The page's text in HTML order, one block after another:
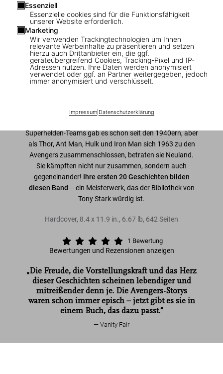
Essenziell
Essenzielle cookies sind für die Funktionsfähigkeit
unserer Website erforderlich.
Marketing
Wir verwenden Trackingtechnologien um Ihnen
relevante Werbeinhalte zu präsentieren und setzen
hierzu auch Drittanbieter ein, die ggf.
geräteübergreifend Cookies, Tracking-Pixel und IP-
Adressen nutzen. Ihre Daten werden anonymisiert
verwendet oder ggf. an Partner weitergegeben, jedoch
immer anonymisiert und verschlüsselt.
Impressum| Datenschutzerklärung
Marvel Comics Library. Avengers. 1963–
1965
US$ 80
In den Warenkorb
Ausgabe: Englisch
Verfügbarkeit:Auf Lager
Superhelden-Teams gab es schon seit den 1940ern, aber
als Thor, Ant Man, Hulk und Iron Man sich 1963 zu den
Avengers zusammenschlossen, betraten sie Neuland.
Sie kämpften nicht nur zusammen, sondern auch
gegeneinander! Ihre ersten 20 Geschichten bilden
diesen Band – ein Meisterwerk, das der Bibliothek von
Tony Stark würdig ist.
Hardcover, 8.4x 11.9 in., 6.67 lb, 642 Seiten
1 Bewertung
Bewertungen und Rezensionen anzeigen
„Die Freude, die Vorstellungskraft und das Herz
dieser Geschichten scheinen lebendiger und
mitreißender denn je. Die Avengers-Storys
waren schon immer episch – jetzt gibt es sie in
einem Buch, das dazu passt.“
Vanity Fair